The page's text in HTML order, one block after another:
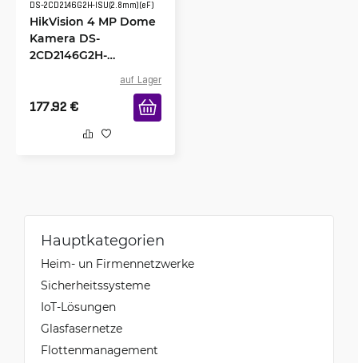
DS-2CD2146G2H-ISU(2.8mm)(eF)
HikVision 4 MP Dome
Kamera DS-
2CD2146G2H-
auf Lager
177.92 €
Hauptkategorien
Heim- un Firmennetzwerke
Sicherheitssysteme
IoT-Lösungen
Glasfasernetze
Flottenmanagement